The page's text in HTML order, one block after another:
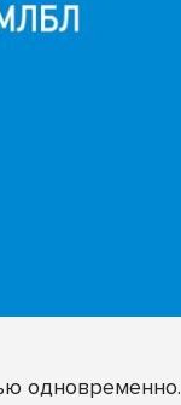
одновременно.